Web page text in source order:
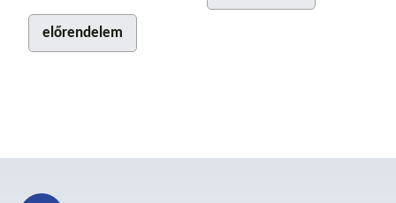
előrendelem